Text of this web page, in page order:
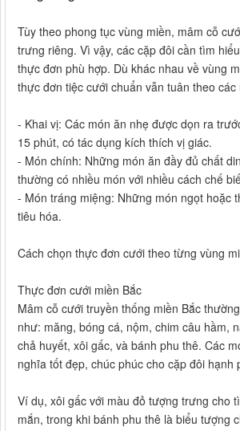
Tùy theo phong tục vùng miền, mâm cỗ
trưng riêng. Vì vậy, các cặp đôi cần tìm
thực đơn phù hợp. Dù khác nhau về vùng
thực đơn tiệc cưới chuẩn vẫn tuân theo các
- Khai vị: Các món ăn nhẹ được dọn ra
15 phút, có tác dụng kích thích vị giác.
- Món chính: Những món ăn đầy đủ chất
thường có nhiều món với nhiều cách chế
- Món tráng miệng: Những món ngọt hoặc
tiêu hóa.
Cách chọn thực đơn cưới theo từng vùng
Thực đơn cưới miền Bắc
Mâm cỗ cưới truyền thống miền Bắc
như: măng, bóng cá, nộm, chim câu hầm,
chả huyết, xôi gấc, và bánh phu thê. Các
nghĩa tốt đẹp, chúc phúc cho cặp đôi hạnh
Ví dụ, xôi gấc với màu đỏ tượng trưng cho
mắn, trong khi bánh phu thê là biểu tượng